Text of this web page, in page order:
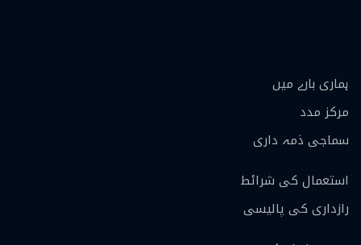
ہماری بارے ميں
مرکز مدد
سماجی ذمہ داری
استعمال کی شرائط
رازداری کی پالیسی